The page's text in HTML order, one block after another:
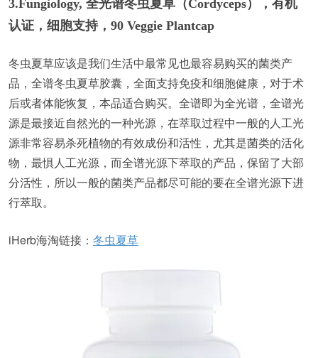
3.Fungiology, 全光谱冬虫夏草（Cordyceps），有机
认证，细胞支持，90 Veggie Plantcap
冬虫夏草应该是我们生活中最常见也最容易购买的菌类产
品，全谱冬虫夏草胶囊，全面支持免疫和细胞健康，对于术
后或者体能恢复，本品适合购买。全谱即为全光谱，全谱光
源是最接近自然光的一种光源，在萃取过程中一般的人工光
源非常容易杀死植物的有效成份和活性，尤其是菌类的活化
物，最惧人工光源，而全谱光源下萃取的产品，保留了大部
分活性，所以一般的菌类产品都尽可能的要在全谱光源下进
行萃取。
iHerb海淘链接： 冬虫夏草